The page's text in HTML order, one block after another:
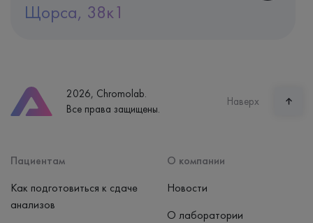
Щорса, 38к1
Часы работы
пн-вс: 7:30-15:00
2026, Chromolab.
Все права защищены.
Наверх
Пациентам
Как подготовиться к сдаче
анализов
О компании
Новости
О лаборатории